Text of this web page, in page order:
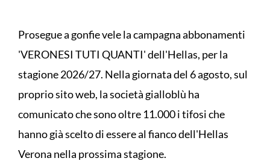
Prosegue a gonfie vele la campagna abbonamenti
'VERONESI TUTI QUANTI' dell'Hellas, per la
stagione 2026/27. Nella giornata del 6 agosto, sul
proprio sito web, la società gialloblù ha
comunicato che sono oltre 11.000 i tifosi che
hanno già scelto di essere al fianco dell'Hellas
Verona nella prossima stagione.